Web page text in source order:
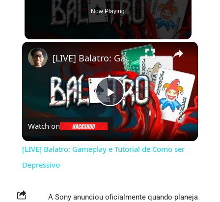
Now Playing
×
Play
Video
[LIVE] Balatro: Gameplay e Tutorial de Como ser Depressivo
Watch on
[LIVE] Balatro: Gameplay e Tutorial de Como ser
Depressivo
A Sony anunciou oficialmente quando planeja